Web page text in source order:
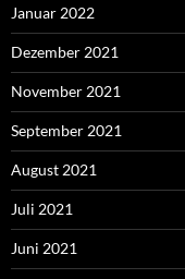
Januar 2022
Dezember 2021
November 2021
September 2021
August 2021
Juli 2021
Juni 2021